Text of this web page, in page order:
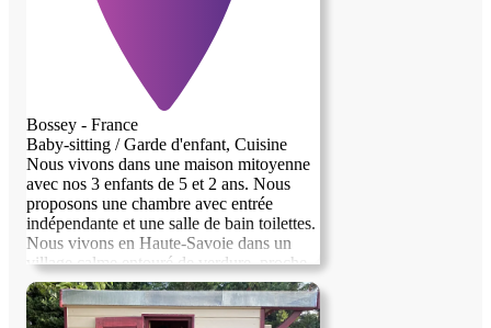
Bossey - France
Baby-sitting / Garde d'enfant, Cuisine
Nous vivons dans une maison mitoyenne
avec nos 3 enfants de 5 et 2 ans. Nous
proposons une chambre avec entrée
indépendante et une salle de bain toilettes.
Nous vivons en Haute-Savoie dans un
village calme entouré de verdure, proche
des commodités et à 15min des transports
publics. Nous avons un vélo électrique à
disposition pour les déplacements. Nous